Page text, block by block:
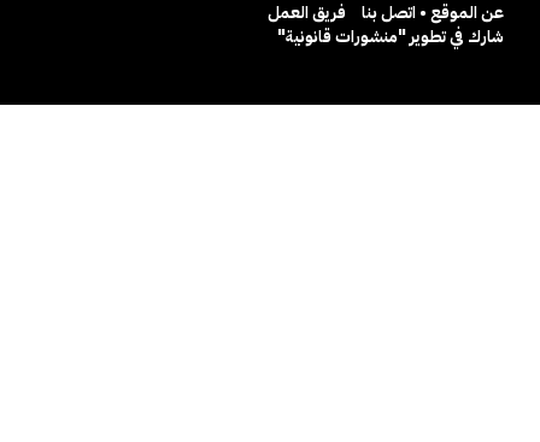
عن الموقع • اتصل بنا
فريق العمل
شارك في تطوير "منشورات قانونية"